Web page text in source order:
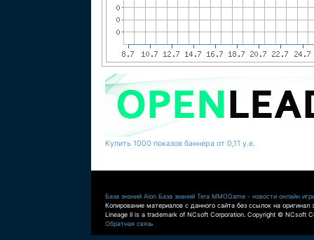
Купить 1000 показов баннера от 0,11 у.е.
База знаний Aion База знаний Tera MMOGame - новости онлайн
Копирование материалов с данного сайта без ссылок на оригинал
Lineage II is a trademark of NCsoft Corporation. Copyright © NCsoft
Обратная связь